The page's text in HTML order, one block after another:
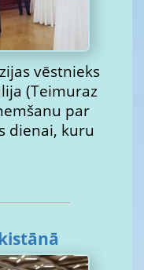
vēstnieks
(Teimuraz
dienai, kuru